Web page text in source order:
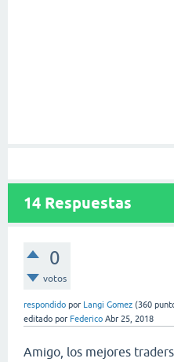
14 Respuestas
0
votos
respondido por Langi Gomez (360
editado por Federico Abr 25, 2018
Amigo, los mejores